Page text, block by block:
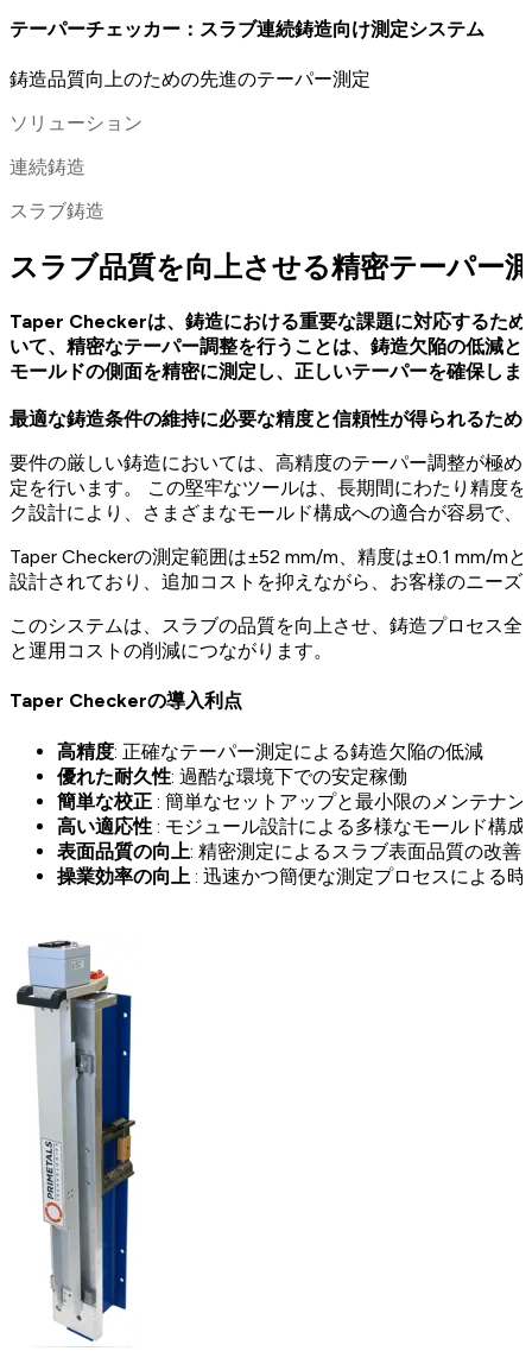
テーパーチェッカー：スラブ連続鋳造向け測定システム
鋳造品質向上のための先進のテーパー測定
ソリューション
連続鋳造
スラブ鋳造
スラブ品質を向上させる精密テーパー
Taper Checkerは、鋳造における重要な課題に対応するた
いて、精密なテーパー調整を行うことは、鋳造欠陥の低減
モールドの側面を精密に測定し、正しいテーパーを確保しま
最適な鋳造条件の維持に必要な精度と信頼性が得られるた
要件の厳しい鋳造においては、高精度のテーパー調整が極
定を行います。 この堅牢なツールは、長期間にわたり精度
ク設計により、さまざまなモールド構成への適合が容易で
Taper Checkerの測定範囲は±52 mm/m、精度は±0.1 mm/m
設計されており、追加コストを抑えながら、お客様のニーズ
このシステムは、スラブの品質を向上させ、鋳造プロセス
と運用コストの削減につながります。
Taper Checkerの導入利点
高精度: 正確なテーパー測定による鋳造欠陥の低減
優れた耐久性: 過酷な環境下での安定稼働
簡単な校正 : 簡単なセットアップと最小限のメンテナン
高い適応性 : モジュール設計による多様なモールド構成
表面品質の向上: 精密測定によるスラブ表面品質の改善
操業効率の向上 : 迅速かつ簡便な測定プロセスによる